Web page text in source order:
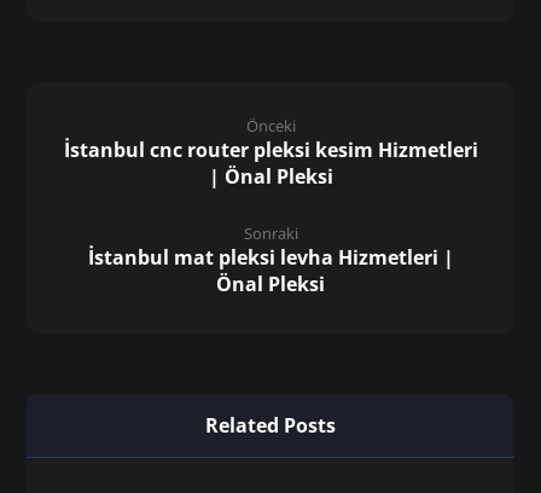
Önceki
İstanbul cnc router pleksi kesim Hizmetleri
| Önal Pleksi
Sonraki
İstanbul mat pleksi levha Hizmetleri |
Önal Pleksi
Related Posts